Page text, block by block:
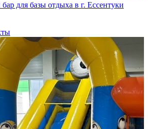
для базы отдыха в г. Ессентуки